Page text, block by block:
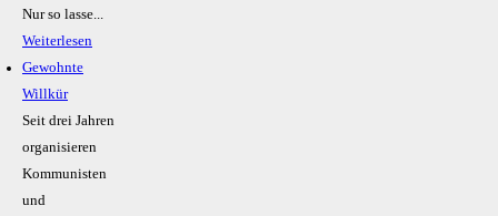
Nur so lasse...
Weiterlesen
Gewohnte
Willkür
Seit drei Jahren
organisieren
Kommunisten
und